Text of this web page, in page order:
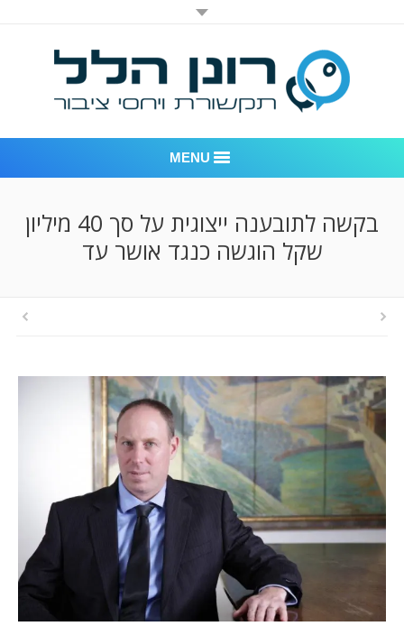
MENU
אודות החברה
המלצות
ניהול מוניטין
צור קשר
בקשה לתובענה ייצוגית על סך 40 מיליון
שקל הוגשה כנגד אושר עד